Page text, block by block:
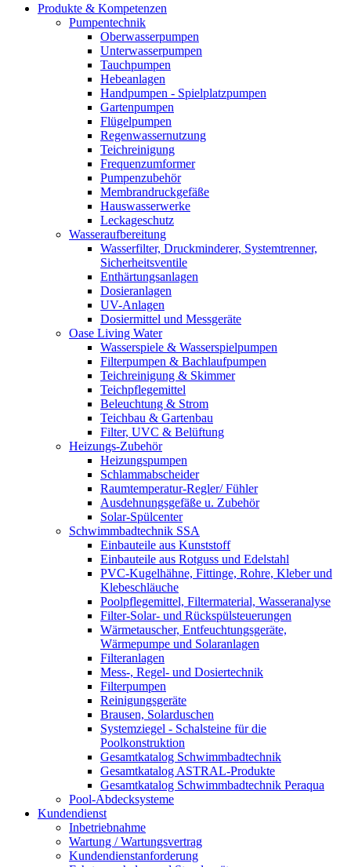
Produkte & Kompetenzen
Pumpentechnik
Oberwasserpumpen
Unterwasserpumpen
Tauchpumpen
Hebeanlagen
Handpumpen - Spielplatzpumpen
Gartenpumpen
Flügelpumpen
Regenwassernutzung
Teichreinigung
Frequenzumformer
Pumpenzubehör
Membrandruckgefäße
Hauswasserwerke
Leckageschutz
Wasseraufbereitung
Wasserfilter, Druckminderer, Systemtrenner,
Sicherheitsventile
Enthärtungsanlagen
Dosieranlagen
UV-Anlagen
Dosiermittel und Messgeräte
Oase Living Water
Wasserspiele & Wasserspielpumpen
Filterpumpen & Bachlaufpumpen
Teichreinigung & Skimmer
Teichpflegemittel
Beleuchtung & Strom
Teichbau & Gartenbau
Filter, UVC & Belüftung
Heizungs-Zubehör
Heizungspumpen
Schlammabscheider
Raumtemperatur-Regler/ Fühler
Ausdehnungsgefäße u. Zubehör
Solar-Spülcenter
Schwimmbadtechnik SSA
Einbauteile aus Kunststoff
Einbauteile aus Rotguss und Edelstahl
PVC-Kugelhähne, Fittinge, Rohre, Kleber und
Klebeschläuche
Poolpflegemittel, Filtermaterial, Wasseranalyse
Filter-Solar- und Rückspülsteuerungen
Wärmetauscher, Entfeuchtungsgeräte,
Wärmepumpe und Solaranlagen
Filteranlagen
Mess-, Regel- und Dosiertechnik
Filterpumpen
Reinigungsgeräte
Brausen, Solarduschen
Systemziegel - Schalsteine für die
Poolkonstruktion
Gesamtkatalog Schwimmbadtechnik
Gesamtkatalog ASTRAL-Produkte
Gesamtkatalog Schwimmbadtechnik Peraqua
Pool-Abdecksysteme
Kundendienst
Inbetriebnahme
Wartung / Wartungsvertrag
Kundendienstanforderung